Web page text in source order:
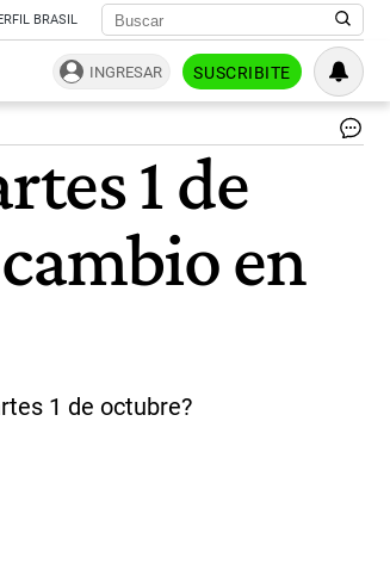
BRASIL
INGRESAR SUSCRIBITE
1 de
en
1 de octubre?